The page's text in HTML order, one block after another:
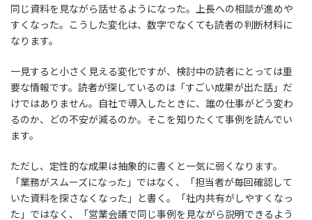
同じ資料を見ながら話せるようになった。上長への相談が進めや
すくなった。こうした変化は、数字でなくても読者の判断材料に
なります。
一見すると小さく見える変化ですが、検討中の読者にとっては重
要な情報です。読者が探しているのは「すごい成果が出た話」だ
けではありません。自社で導入したときに、誰の仕事がどう変わ
るのか、どの不安が減るのか。そこを知りたくて事例を読んでい
ます。
ただし、定性的な成果は抽象的に書くと一気に弱くなります。
「業務がスムーズになった」ではなく、「担当者が毎回確認して
いた資料を探さなくなった」と書く。「社内共有がしやすくなっ
た」ではなく、「営業会議で同じ事例を見ながら説明できるよう